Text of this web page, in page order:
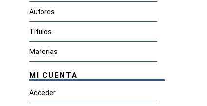
Autores
Títulos
Materias
MI CUENTA
Acceder